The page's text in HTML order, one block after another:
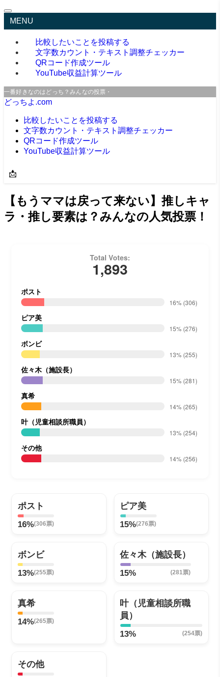
MENU
比較したいことを投稿する
文字数カウント・テキスト調整チェッカー
QRコード作成ツール
YouTube収益計算ツール
一番好きなのはどっち？みんなの投票・口コミサイト
どっちよ.com
比較したいことを投稿する
文字数カウント・テキスト調整チェッカー
QRコード作成ツール
YouTube収益計算ツール
📩
【もうママは戻って来ない】推しキャ
ラ・推し要素は？みんなの人気投票！
Total Votes:
1,893
ポスト
16% (306)
ピア美
15% (276)
ボンビ
13% (255)
佐々木（施設長）
15% (281)
真希
14% (265)
叶（児童相談所職員）
13% (254)
その他
14% (256)
ポスト
16%(306票)
ピア美
15%(276票)
ボンビ
13%(255票)
佐々木（施設長）
15% (281票)
真希
14%(265票)
叶（児童相談所職
員）
13% (254票)
その他